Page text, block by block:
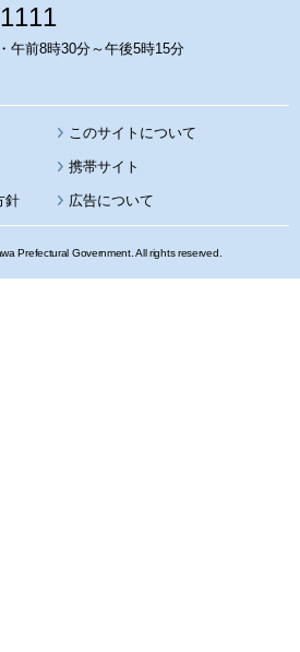
午前8時30分～午後5時15分
このサイトについて
携帯サイト
針 広告について
Prefectural Government. All rights reserved.